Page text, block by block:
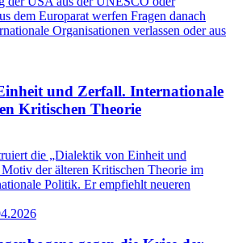
dem Europarat werfen Fragen danach
Organisationen verlassen oder aus
und Zerfall. Internationale
Kritischen Theorie
die „Dialektik von Einheit und
Motiv der älteren Kritischen Theorie im
Politik. Er empfiehlt neueren